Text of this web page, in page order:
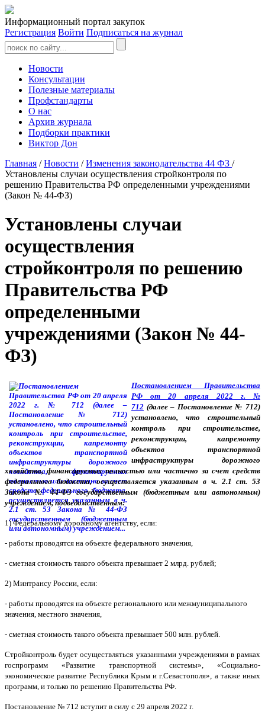
Информационный портал закупок
Регистрация Войти Подписаться на журнал
Новости
Консультации
Полезные материалы
Профстандарты
О нас
Архив журнала
Подборки практики
Виктор Дон
Главная /Новости /Изменения законодательства 44 ФЗ /
Установлены случаи осуществления стройконтроля по
решению Правительства РФ определенными учреждениями
(Закон № 44-ФЗ)
Установлены случаи
осуществления
стройконтроля по решению
Правительства РФ
определенными
учреждениями (Закон № 44-
ФЗ)
Постановлением Правительства
РФ от 20 апреля 2022 г. №
712 (далее – Постановление № 712)
установлено, что строительный
контроль при строительстве,
реконструкции, капремонту
объектов транспортной
инфраструктуры дорожного
хозяйства, финансируемых полностью или частично за счет средств
федерального бюджета, осуществляется указанным в ч. 2.1 ст. 53
Закона № 44-ФЗ государственным (бюджетным или автономным)
учреждением, подведомственным:
1) Федеральному дорожному агентству, если:
- работы проводятся на объекте федерального значения,
- сметная стоимость такого объекта превышает 2 млрд. рублей;
2) Минтрансу России, если:
- работы проводятся на объекте регионального или межмуниципального
значения, местного значения,
- сметная стоимость такого объекта превышает 500 млн. рублей.
Стройконтроль будет осуществляться указанными учреждениями в рамках
госпрограмм «Развитие транспортной системы», «Социально-
экономическое развитие Республики Крым и г.Севастополя», а также иных
программ, и только по решению Правительства РФ.
Постановление № 712 вступит в силу с 29 апреля 2022 г.